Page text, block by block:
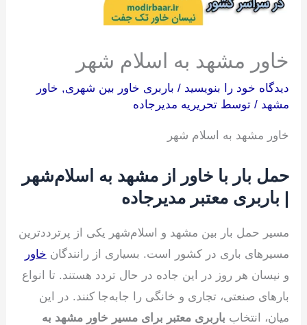
خاور مشهد به اسلام شهر
دیدگاه‌ خود را بنویسید / باربری خاور بین شهری, خاور
مشهد / توسطتحریریه مدیرجاده
خاور مشهد به اسلام شهر
حمل بار با خاور از مشهد به اسلام‌شهر
| باربری معتبر مدیرجاده
مسیر حمل بار بین مشهد و اسلام‌شهر یکی از پرترددترین
مسیرهای باری در کشور است. بسیاری از رانندگان خاور
و نیسان هر روز در این جاده در حال تردد هستند. تا انواع
بارهای صنعتی، تجاری و خانگی را جابه‌جا کنند. در این
میان، انتخاب باربری معتبر برای مسیر خاور مشهد به